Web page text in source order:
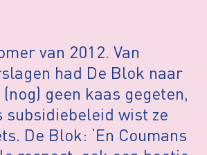
van 2012. Van
had De Blok naar
geen kaas gegeten,
subsidiebeleid wist ze
De Blok: ‘En Coumans